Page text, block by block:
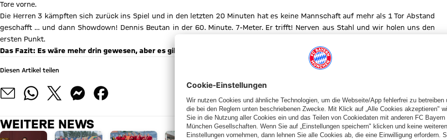
Tore vorne.
Die Herren 3 kämpften sich zurück ins Spiel und in den letzten 20 Minuten hat es keine Mannschaft auf mehr als 1 Tor Abstand
geschafft … und dann Showdown! Dennis Beutan in der 60. Minute. 7-Meter. Er trifft! Nerven aus Stahl und wir holen uns den
ersten Punkt.
Das Fazit: Es wäre mehr drin gewesen, aber es gibt ja noch ein Rückspiel und dann heißt es vermutlich nicht: match nul!
Diesen Artikel teilen
WEITERE NEWS